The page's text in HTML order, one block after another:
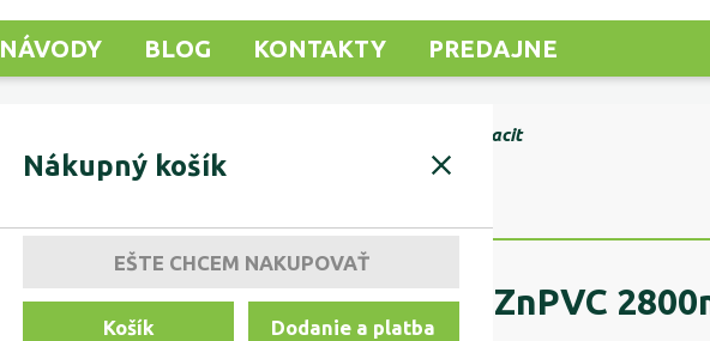
NÁVODY BLOG KONTAKTY PREDAJNE
Nákupný košík
EŠTE CHCEM NAKUPOVAŤ
Košík Dodanie a platba
Stĺpik D48mm ZnPVC 2800mm antracit
Stĺpik D48mm ZnPVC